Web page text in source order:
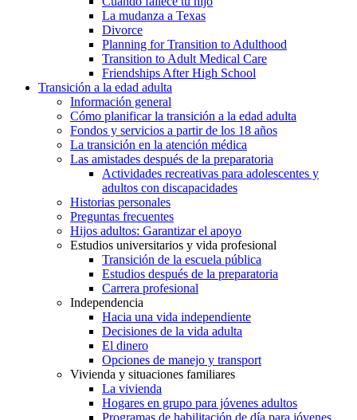
La mudanza a Texas
Divorce
Planning for Transition to Adulthood
Transition to Adult Medical Care
Friendships After High School
Transición a la edad adulta
Información general
Cómo planificar la transición a la edad adulta
Fondos y servicios a partir de los 18 años
La transición en la atención médica
Las amistades después de la preparatoria
Actividades recreativas para adolescentes y
adultos con discapacidades
Historias personales
Preguntas frecuentes
Hijos adultos: Garantizar el apoyo
Estudios universitarios y vida profesional
Transición de la escuela pública
Estudios después de la preparatoria
Carrera profesional
Independencia
Hacia una vida independiente
Decisiones de la vida adulta
El dinero
Opciones de manejo y transport
Vivienda y situaciones familiares
La vivienda
Hogares en grupo para jóvenes adultos
Programas de habilitación de día para jóvenes